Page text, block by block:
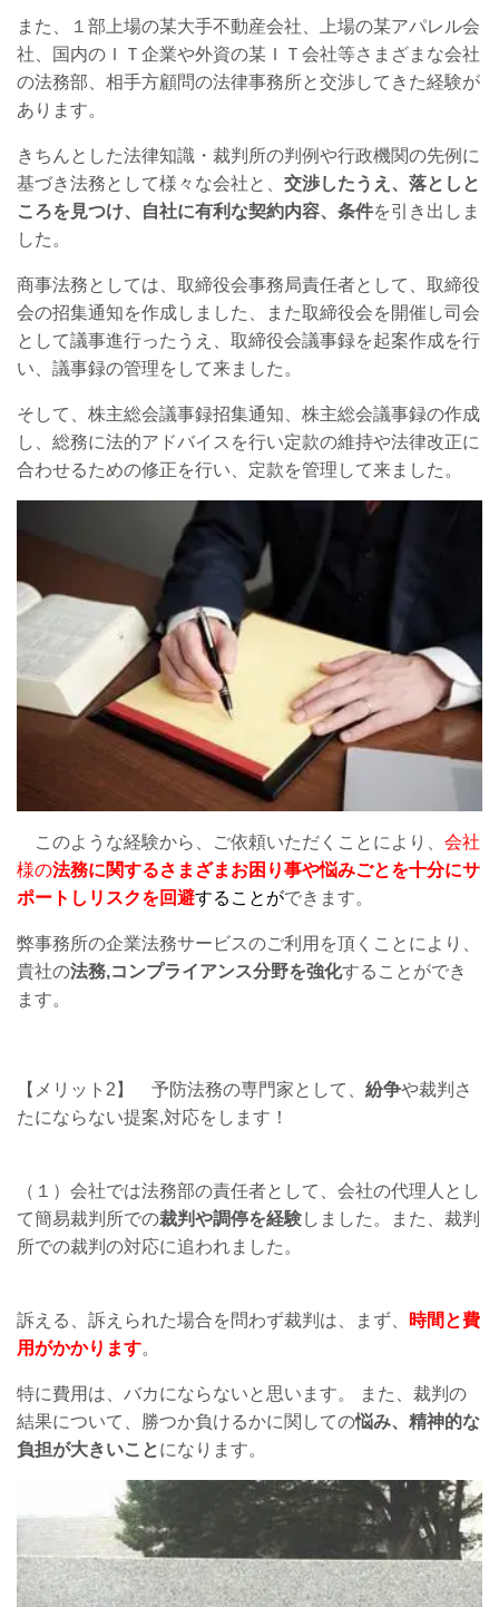
また、１部上場の某大手不動産会社、上場の某アパレル会
社、国内のＩＴ企業や外資の某ＩＴ会社等さまざまな会社
の法務部、相手方顧問の法律事務所と交渉してきた経験が
あります。
きちんとした法律知識・裁判所の判例や行政機関の先例に
基づき法務として様々な会社と、 交渉したうえ、落としと
ころを見つけ、自社に有利な契約内容、条件を引き出しま
した。
商事法務としては、取締役会事務局責任者として、取締役
会の招集通知を作成しました、また取締役会を開催し司会
として議事進行ったうえ、取締役会議事録を起案作成を行
い、議事録の管理をして来ました。
そして、株主総会議事録招集通知、株主総会議事録の作成
し、総務に法的アドバイスを行い定款の維持や法律改正に
合わせるための修正を行い、定款を管理して来ました。
このような経験から、ご依頼いただくことにより、 会社
様の法務に関するさまざまお困り事や悩みごとを十分にサ
ポートしリスクを回避することができます。
弊事務所の企業法務サービスのご利用を頂くことにより、
貴社の法務,コンプライアンス分野を強化することができ
ます。
【メリット2】 予防法務の専門家として、 紛争や裁判さ
たにならない提案,対応をします！
（１）会社では法務部の責任者として、会社の代理人とし
て簡易裁判所での裁判や調停を経験しました。また、裁判
所での裁判の対応に追われました。
訴える、訴えられた場合を問わず裁判は、まず、
時間と費
用がかかります。
特に費用は、バカにならないと思います。 また、裁判の
結果について、勝つか負けるかに関しての悩み、精神的な
負担が大きいことになります。